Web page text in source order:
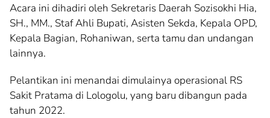
Acara ini dihadiri oleh Sekretaris Daerah Sozisokhi Hia,
SH., MM., Staf Ahli Bupati, Asisten Sekda, Kepala OPD,
Kepala Bagian, Rohaniwan, serta tamu dan undangan
lainnya.
Pelantikan ini menandai dimulainya operasional RS
Sakit Pratama di Lologolu, yang baru dibangun pada
tahun 2022.